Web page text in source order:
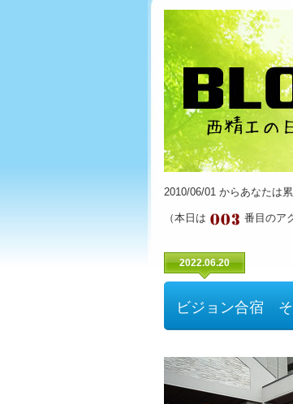
2010/06/01 からあなたは
（本日は 番目のア
2022.06.20
ビジョン合宿 そ